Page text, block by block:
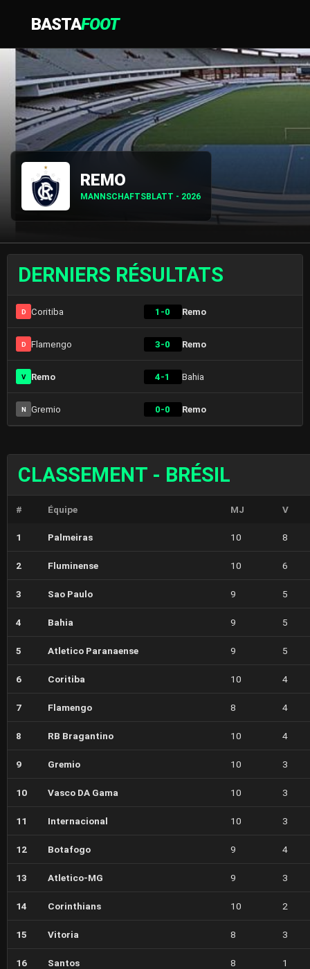
BASTAFOOT
REMO
MANNSCHAFTSBLATT - 2026
DERNIERS RÉSULTATS
D Coritiba 1-0 Remo
D Flamengo 3-0 Remo
V Remo 4-1 Bahia
N Gremio 0-0 Remo
CLASSEMENT - BRÉSIL
# Équipe MJ V
1 Palmeiras 10 8
2 Fluminense 10 6
3 Sao Paulo 9 5
4 Bahia 9 5
5 Atletico Paranaense 9 5
6 Coritiba 10 4
7 Flamengo 8 4
8 RB Bragantino 10 4
9 Gremio 10 3
10 Vasco DA Gama 10 3
11 Internacional 10 3
12 Botafogo 9 4
13 Atletico-MG 9 3
14 Corinthians 10 2
15 Vitoria 8 3
16 Santos 8 1